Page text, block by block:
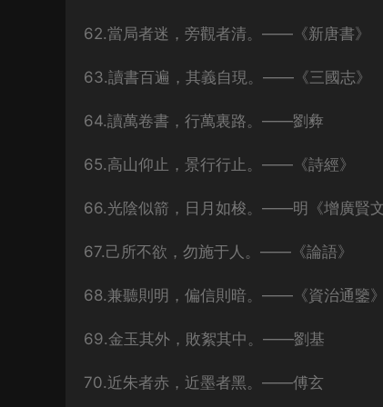
62.當局者迷，旁觀者清。——《新唐書》
63.讀書百遍，其義自現。——《三國志》
64.讀萬卷書，行萬裏路。——劉彜
65.高山仰止，景行行止。——《詩經》
66.光陰似箭，日月如梭。——明《增廣賢文
67.己所不欲，勿施于人。——《論語》
68.兼聽則明，偏信則暗。——《資治通鑒》
69.金玉其外，敗絮其中。——劉基
70.近朱者赤，近墨者黑。——傅玄